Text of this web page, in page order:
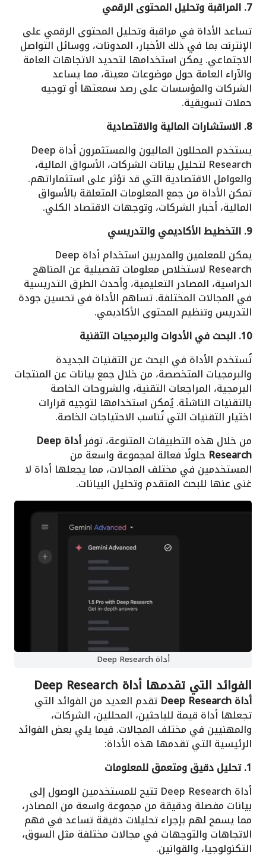
7. المراقبة وتحليل المحتوى الرقمي
تساعد الأداة في مراقبة وتحليل المحتوى الرقمي على
الإنترنت بما في ذلك الأخبار، المدونات، ووسائل التواصل
الاجتماعي. يمكن استخدامها لتحديد الاتجاهات العامة
والآراء العامة حول موضوعات معينة، مما يساعد
الشركات والمؤسسات على رصد سمعتها أو توجيه
حملات تسويقية.
8. الاستشارات المالية والاقتصادية
يستخدم المحللون الماليون والمستثمرون أداة Deep
Research لتحليل بيانات الشركات، الأسواق المالية،
والعوامل الاقتصادية التي قد تؤثر على استثماراتهم.
تمكن الأداة من جمع المعلومات المتعلقة بالأسواق
المالية، أخبار الشركات، وتوجهات الاقتصاد الكلي.
9. التخطيط الأكاديمي والتدريسي
يمكن للمعلمين والمدربين استخدام أداة Deep
Research لاستخلاص معلومات تفصيلية عن المناهج
الدراسية، المصادر التعليمية، وأحدث الطرق التدريسية
في المجالات المختلفة. تساهم الأداة في تحسين جودة
التدريس وتنظيم المحتوى الأكاديمي.
10. البحث في الأدوات والبرمجيات التقنية
تُستخدم الأداة في البحث عن التقنيات الجديدة
والبرمجيات المتخصصة، من خلال جمع بيانات عن المنتجات
البرمجية، المراجعات التقنية، والشروحات الخاصة
بالتقنيات الناشئة. يُمكن استخدامها لتوجيه قرارات
اختيار التقنيات التي تُناسب الاحتياجات الخاصة.
من خلال هذه التطبيقات المتنوعة، توفر
أداة Deep
Research حلولًا فعالة لمجموعة واسعة من
المستخدمين في مختلف المجالات، مما يجعلها أداة لا
غنى عنها للبحث المتقدم وتحليل البيانات.
أداة Deep Research
الفوائد التي تقدمها أداة Deep Research
أداة Deep Research تقدم العديد من الفوائد التي
تجعلها أداة قيمة للباحثين، المحللين، الشركات،
والمهنيين في مختلف المجالات. فيما يلي بعض الفوائد
الرئيسية التي تقدمها هذه الأداة:
1. تحليل دقيق ومتعمق للمعلومات
أداة Deep Research تتيح للمستخدمين الوصول إلى
بيانات مفصلة ودقيقة من مجموعة واسعة من المصادر،
مما يسمح لهم بإجراء تحليلات دقيقة تساعد في فهم
الاتجاهات والتوجهات في مجالات مختلفة مثل السوق،
التكنولوجيا، والقوانين.